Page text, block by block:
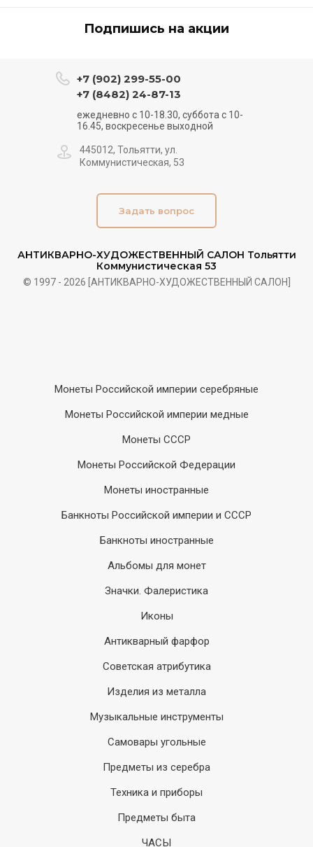
Подпишись на акции
АНТИКВАРНО-ХУДОЖЕСТВЕННЫЙ САЛОН Тольятти
Коммунистическая 53
© 1997 - 2026 [АНТИКВАРНО-ХУДОЖЕСТВЕННЫЙ САЛОН]
+7 (902) 299-55-00
+7 (8482) 24-87-13
ежедневно с 10-18.30, суббота с 10-
16.45, воскресенье выходной
445012, Тольятти, ул.
Коммунистическая, 53
Задать вопрос
Монеты Российской империи серебряные
Монеты Российской империи медные
Монеты СССР
Монеты Российской Федерации
Монеты иностранные
Банкноты Российской империи и СССР
Банкноты иностранные
Альбомы для монет
Значки. Фалеристика
Иконы
Антикварный фарфор
Советская атрибутика
Изделия из металла
Музыкальные инструменты
Самовары угольные
Предметы из серебра
Техника и приборы
Предметы быта
ЧАСЫ